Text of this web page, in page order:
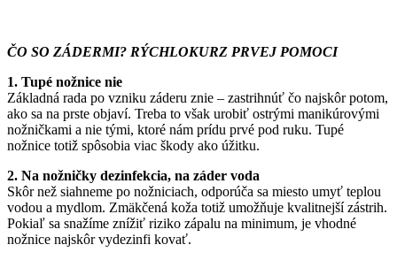
ČO SO ZÁDERMI? RÝCHLOKURZ PRVEJ POMOCI
1. Tupé nožnice nie
Základná rada po vzniku záderu znie – zastrihnúť čo najskôr potom,
ako sa na prste objaví. Treba to však urobiť ostrými manikúrovými
nožničkami a nie tými, ktoré nám prídu prvé pod ruku. Tupé
nožnice totiž spôsobia viac škody ako úžitku.
2. Na nožničky dezinfekcia, na záder voda
Skôr než siahneme po nožniciach, odporúča sa miesto umyť teplou
vodou a mydlom. Zmäkčená koža totiž umožňuje kvalitnejší zástrih.
Pokiaľ sa snažíme znížiť riziko zápalu na minimum, je vhodné
nožnice najskôr vydezinfi kovať.